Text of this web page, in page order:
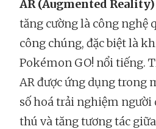
AR (Augmented Reality)
tăng cường là công nghệ
công chúng, đặc biệt là
Pokémon GO! nổi tiếng.
AR được ứng dụng trong
số hoá trải nghiệm người
thú và tăng tương tác